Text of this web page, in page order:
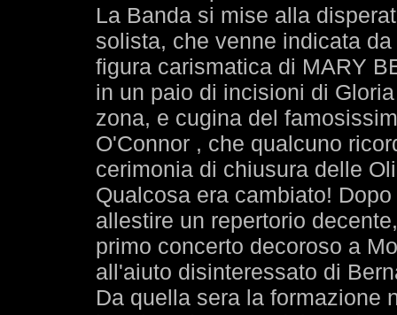
La Banda si mise alla
solista, che venne indicata
figura carismatica di MARY
in un paio di incisioni di
zona, e cugina del
O'Connor , che qualcuno
cerimonia di chiusura delle
Qualcosa era cambiato!
allestire un repertorio
primo concerto decoroso a
all'aiuto disinteressato di
Da quella sera la formazione